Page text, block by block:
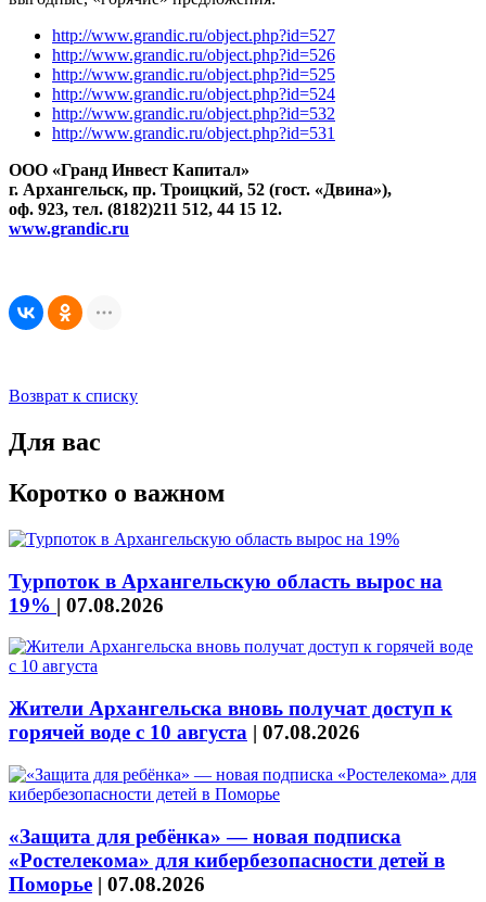
http://www.grandic.ru/object.php?id=527
http://www.grandic.ru/object.php?id=526
http://www.grandic.ru/object.php?id=525
http://www.grandic.ru/object.php?id=524
http://www.grandic.ru/object.php?id=532
http://www.grandic.ru/object.php?id=531
ООО «Гранд Инвест Капитал»
г. Архангельск, пр. Троицкий, 52 (гост. «Двина»),
оф. 923, тел. (8182)211 512, 44 15 12.
www.grandic.ru
Возврат к списку
Для вас
Коротко о важном
Турпоток в Архангельскую область вырос на
19% | 07.08.2026
Жители Архангельска вновь получат доступ к
горячей воде с 10 августа | 07.08.2026
«Защита для ребёнка» — новая подписка
«Ростелекома» для кибербезопасности детей в
Поморье | 07.08.2026